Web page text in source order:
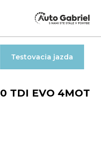
TDI EVO 4MOT
Testovacia jazda